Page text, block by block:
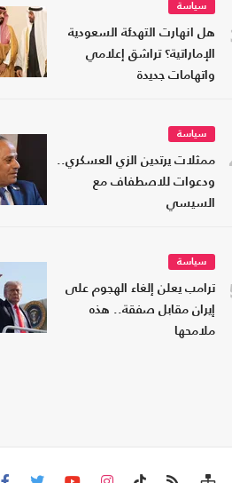
سياسة
هل انهارت التهدئة السعودية
الإماراتية؟ تراشق إعلامي
واتهامات جديدة
سياسة
ممثلات يرتدين الزي العسكري..
ودعوات للاصطفاف مع
السيسي
سياسة
ترامب يعلن إلغاء الهجوم على
إيران مقابل صفقة.. هذه
ملامحها